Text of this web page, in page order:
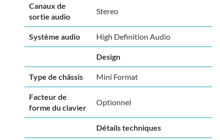
Canaux de
sortie audio
Stereo
Système audio High Definition Audio
Design
Type de châssis Mini Format
Facteur de
forme du clavier
Optionnel
Détails techniques